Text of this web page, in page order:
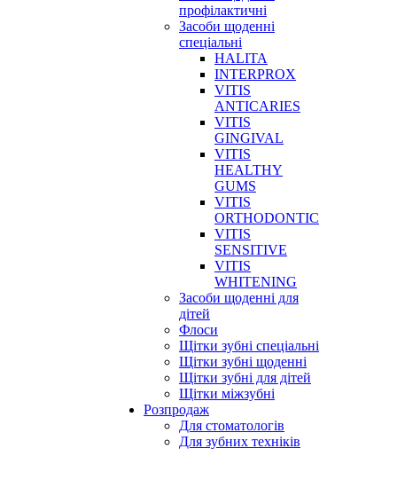
профілактичні
Засоби щоденні
спеціальні
HALITA
INTERPROX
VITIS
ANTICARIES
VITIS
GINGIVAL
VITIS
HEALTHY
GUMS
VITIS
ORTHODONTIC
VITIS
SENSITIVE
VITIS
WHITENING
Засоби щоденні для
дітей
Флоси
Щітки зубні спеціальні
Щітки зубні щоденні
Щітки зубні для дітей
Щітки міжзубні
Розпродаж
Для стоматологів
Для зубних техніків